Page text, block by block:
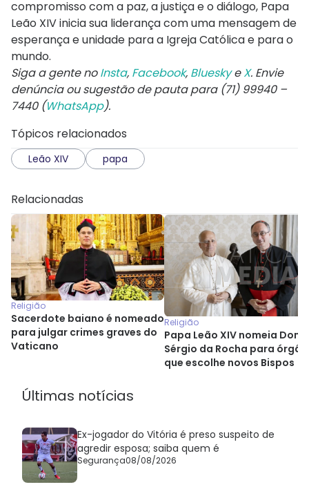
compromisso com a paz, a justiça e o diálogo, Papa
Leão XIV inicia sua liderança com uma mensagem de
esperança e unidade para a Igreja Católica e para o
mundo.
Siga a gente noInsta, Facebook, BlueskyeX. Envie
denúncia ou sugestão de pauta para (71) 99940 –
7440 (WhatsApp).
Tópicos relacionados
Leão XIV papa
Relacionadas
Religião
Sacerdote baiano é nomeado
para julgar crimes graves do
Vaticano
Religião
Papa Leão XIV nomeia Dom
Sérgio da Rocha para órgão
que escolhe novos Bispos
Últimas notícias
Ex-jogador do Vitória é preso suspeito de
agredir esposa; saiba quem é
Segurança08/08/2026